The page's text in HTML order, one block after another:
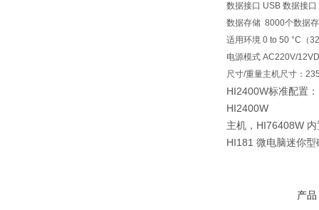
数据接口 USB 数据接
数据存储 8000个数据
适用环境 0 to 50 °C（
电源模式 AC220V/
尺寸/重量主机尺寸：
HI2400W标准配置：
HI2400W
主机，HI76408W
HI181 微电脑迷你
产品